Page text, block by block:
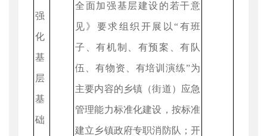
强
化
基
层
基
础
全面加强基层建设的若干意
见》要求组织开展以“有班
子、有机制、有预案、有队
伍、有物资、有培训演练”为
主要内容的乡镇（街道）应急
管理能力标准化建设，按标准
建立乡镇政府专职消防队；开